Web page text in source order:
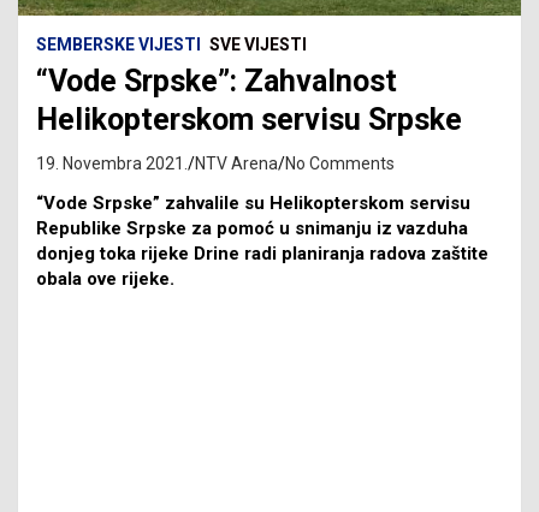
SEMBERSKE VIJESTI SVE VIJESTI
“Vode Srpske”: Zahvalnost
Helikopterskom servisu Srpske
19. Novembra 2021. NTV Arena No Comments
“Vode Srpske” zahvalile su Helikopterskom servisu
Republike Srpske za pomoć u snimanju iz vazduha
donjeg toka rijeke Drine radi planiranja radova zaštite
obala ove rijeke.